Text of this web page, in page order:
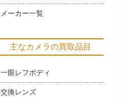
メーカー一覧
主なカメラの買取品目
一眼レフボディ
交換レンズ